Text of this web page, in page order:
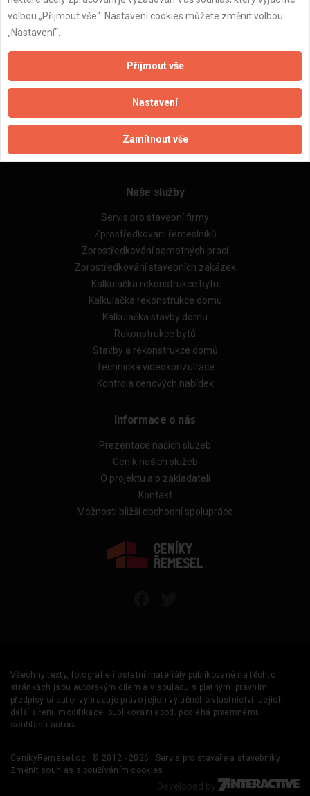
Zpracování a ochrana osobních údajů
Zásady pro používání souborů cookie
Obchodní podmínky (zprostředkování)
Obchodní podmínky (rozpočtování)
Reference
Naše excelové tabulky online
Naše služby
Servis pro stavební firmy
Zprostředkování řemeslníků
Zprostředkování samotných prací
Zprostředkování stavebních zakázek
Kalkulačka rekonstrukce bytu
Kalkulačka rekonstrukce domu
Kalkulačka stavby domu
Rekonstrukce bytů
Stavby a rekonstrukce domů
Technická videokonzultace
Kontrola cenových nabídek
Informace o nás
Prezentace našich služeb
Ceník našich služeb
O projektu a o zakladateli
Kontakt
Možnosti bližší obchodní spolupráce
Všechny texty, fotografie i ostatní materiály publikované na těchto
stránkách jsou autorským dílem a v souladu s platnými právními
předpisy si autor vyhrazuje právo jejich výlučného vlastnictví. Jejich
další šíření, modifikace, publikování apod. podléhá písemnému
souhlasu autora.
CenikyRemesel.cz © 2012 - 2026
Servis pro stavaře a stavebníky
Změnit souhlas s používáním cookies
Developed by
volbou „Přijmout vše“. Nastavení cookies můžete změnit volbou
„Nastavení“.
Přijmout vše
Nastavení
Zamítnout vše